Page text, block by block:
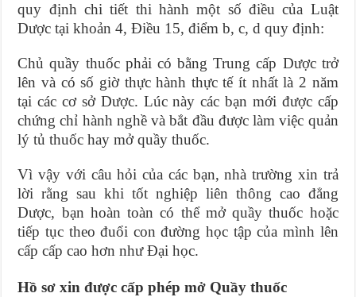
quy định chi tiết thi hành một số điều của Luật
Dược tại khoản 4, Điều 15, điểm b, c, d quy định:
Chủ quầy thuốc phải có bằng Trung cấp Dược trở
lên và có số giờ thực hành thực tế ít nhất là 2 năm
tại các cơ sở Dược. Lúc này các bạn mới được cấp
chứng chỉ hành nghề và bắt đầu được làm việc quản
lý tủ thuốc hay mở quầy thuốc.
Vì vậy với câu hỏi của các bạn, nhà trường xin trả
lời rằng sau khi tốt nghiệp liên thông cao đẳng
Dược, bạn hoàn toàn có thể mở quầy thuốc hoặc
tiếp tục theo đuổi con đường học tập của mình lên
cấp cấp cao hơn như Đại học.
Hồ sơ xin được cấp phép mở Quầy thuốc